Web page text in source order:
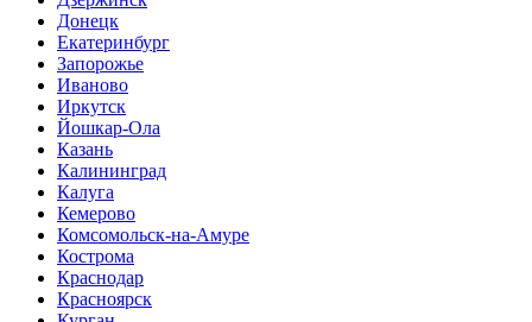
Донецк
Екатеринбург
Запорожье
Иваново
Иркутск
Йошкар-Ола
Казань
Калининград
Калуга
Кемерово
Комсомольск-на-Амуре
Кострома
Краснодар
Красноярск